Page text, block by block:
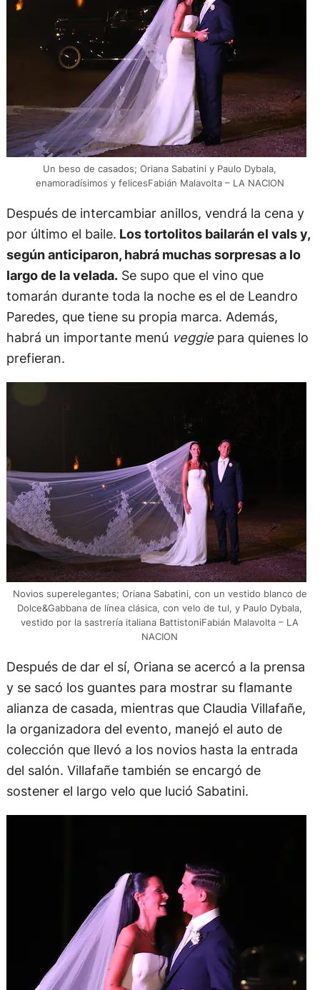
Un beso de casados; Oriana Sabatini y Paulo Dybala,
enamoradísimos y felicesFabián Malavolta – LA NACION
Después de intercambiar anillos, vendrá la cena y
por último el baile. Los tortolitos bailarán el vals y,
según anticiparon, habrá muchas sorpresas a lo
largo de la velada.Se supo que el vino que
tomarán durante toda la noche es el de Leandro
Paredes, que tiene su propia marca. Además,
habrá un importante menú veggiepara quienes lo
prefieran.
Novios superelegantes; Oriana Sabatini, con un vestido blanco de
Dolce&Gabbana de línea clásica, con velo de tul, y Paulo Dybala,
vestido por la sastrería italiana BattistoniFabián Malavolta – LA
NACION
Después de dar el sí, Oriana se acercó a la prensa
y se sacó los guantes para mostrar su flamante
alianza de casada, mientras que Claudia Villafañe,
la organizadora del evento, manejó el auto de
colección que llevó a los novios hasta la entrada
del salón. Villafañe también se encargó de
sostener el largo velo que lució Sabatini.